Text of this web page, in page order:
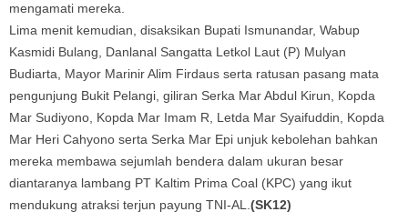
mengamati mereka.
Lima menit kemudian, disaksikan Bupati Ismunandar, Wabup
Kasmidi Bulang, Danlanal Sangatta Letkol Laut (P) Mulyan
Budiarta, Mayor Marinir Alim Firdaus serta ratusan pasang mata
pengunjung Bukit Pelangi, giliran Serka Mar Abdul Kirun, Kopda
Mar Sudiyono, Kopda Mar Imam R, Letda Mar Syaifuddin, Kopda
Mar Heri Cahyono serta Serka Mar Epi unjuk kebolehan bahkan
mereka membawa sejumlah bendera dalam ukuran besar
diantaranya lambang PT Kaltim Prima Coal (KPC) yang ikut
mendukung atraksi terjun payung TNI-AL. (SK12)